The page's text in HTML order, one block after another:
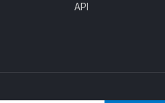
API